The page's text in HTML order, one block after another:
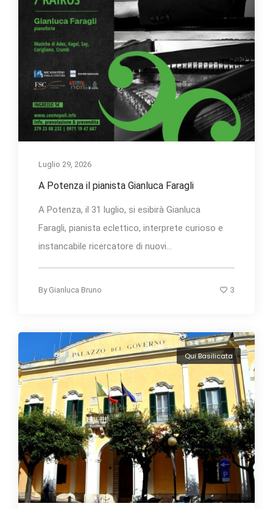
Luglio 29, 2026
A Potenza il pianista Gianluca Faragli
A Potenza, il 31 luglio, si esibirà Gianluca
Faragli, pianista eclettico, interprete curioso e
instancabile ricercatore di nuovi...
By Gianluca Bruno 3
Qui Basilicata